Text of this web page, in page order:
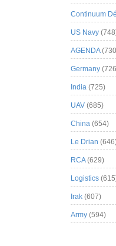
Continuum
US Navy
AGENDA
Germany
India (725)
UAV (685)
China (654)
Le Drian
RCA(629)
Logistics
Irak (607)
Army (594)